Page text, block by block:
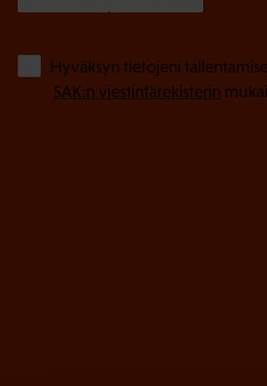
Hyväksyn tietojeni
SAK:n viestintärekisterin